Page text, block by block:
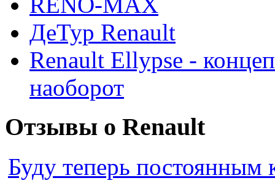
ДеТур Renault
Renault Ellypse -
наоборот
Отзывы о Renault
Буду теперь